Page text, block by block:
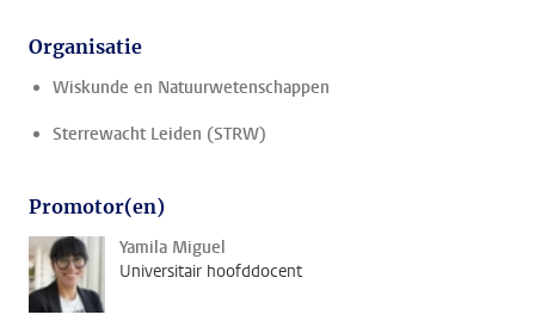
Organisatie
Wiskunde en Natuurwetenschappen
Sterrewacht Leiden (STRW)
Promotor(en)
Yamila Miguel
Universitair hoofddocent